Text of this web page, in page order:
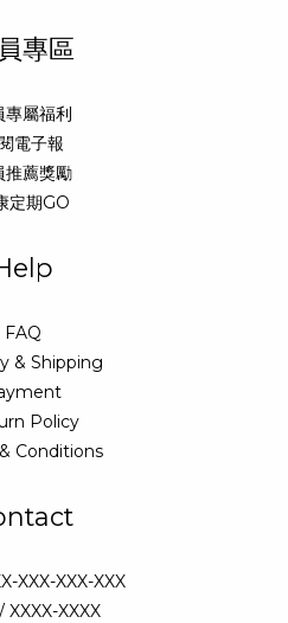
專區
專屬福利
電子報
推薦獎勵
定期GO
FAQ
& Shipping
Policy
Conditions
XXX-XXX-XXX
XXXX-XXXX